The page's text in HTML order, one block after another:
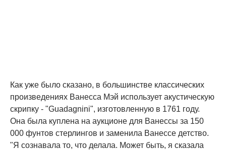
Как уже было сказано, в большинстве классических
произведениях Ванесса Мэй использует акустическую
скрипку - "Guadagnini", изготовленную в 1761 году.
Она была куплена на аукционе для Ванессы за 150
000 фунтов стерлингов и заменила Ванессе детство.
"Я сознавала то, что делала. Может быть, я сказала